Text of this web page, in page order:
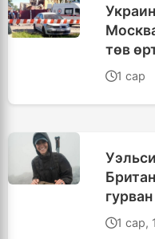
төв
1 сар
авирав
1 сар,